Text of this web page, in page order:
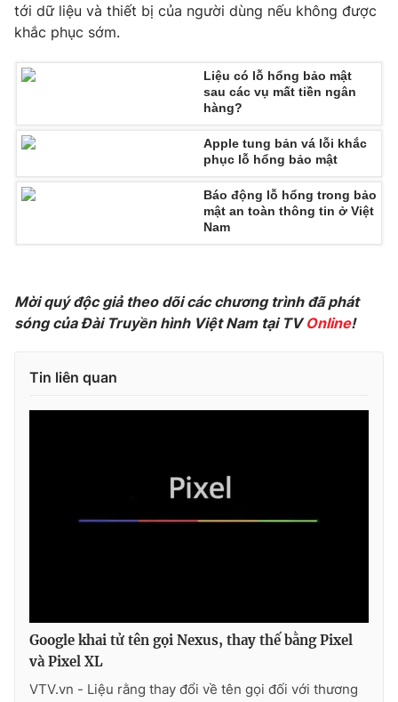
VTV Money
Bất động sản
Thị trường 24h Tấm lòng Việt
VTV4 Vươn mình bằng AI
VTV9 VTV8
Liên hệ tòa soạn English
THỜI BÁO VTV
Cơ quan chủ quản:Đài Truyền hình Việt Nam
Phó Tổng Biên tập: Nguyễn Thị Mỹ Hạnh, Phạm Quốc Thắng,
Nguyễn Trọng Ninh
Tổng đài VTV:024.38 355 931 - 024.38 355 932
tới dữ liệu và thiết bị của người dùng nếu không được
khắc phục sớm.
Liệu có lỗ hổng bảo mật
sau các vụ mất tiền ngân
hàng?
Apple tung bản vá lỗi khắc
phục lỗ hổng bảo mật
Báo động lỗ hổng trong bảo
mật an toàn thông tin ở Việt
Nam
Mời quý độc giả theo dõi các chương trình đã phát
sóng của Đài Truyền hình Việt Nam tại TVOnline!
Tin liên quan
Google khai tử tên gọi Nexus, thay thế bằng Pixel
và Pixel XL
VTV.vn - Liệu rằng thay đổi về tên gọi đối với thương